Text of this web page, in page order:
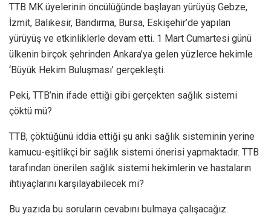
TTB MK üyelerinin öncülüğünde başlayan yürüyüş Gebze,
İzmit, Balıkesir, Bandırma, Bursa, Eskişehir’de yapılan
yürüyüş ve etkinliklerle devam etti. 1 Mart Cumartesi günü
ülkenin birçok şehrinden Ankara’ya gelen yüzlerce hekimle
‘Büyük Hekim Buluşması’ gerçekleşti.
Peki, TTB’nin ifade ettiği gibi gerçekten sağlık sistemi
çöktü mü?
TTB, çöktüğünü iddia ettiği şu anki sağlık sisteminin yerine
kamucu-eşitlikçi bir sağlık sistemi önerisi yapmaktadır. TTB
tarafından önerilen sağlık sistemi hekimlerin ve hastaların
ihtiyaçlarını karşılayabilecek mi?
Bu yazıda bu soruların cevabını bulmaya çalışacağız.